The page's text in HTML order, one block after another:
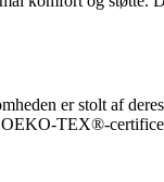
er stolt af
TEX®-